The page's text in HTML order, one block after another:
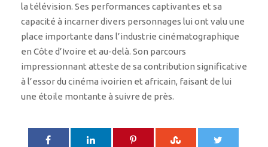
la télévision. Ses performances captivantes et sa
capacité à incarner divers personnages lui ont valu une
place importante dans l’industrie cinématographique
en Côte d’Ivoire et au-delà. Son parcours
impressionnant atteste de sa contribution significative
à l’essor du cinéma ivoirien et africain, faisant de lui
une étoile montante à suivre de près.